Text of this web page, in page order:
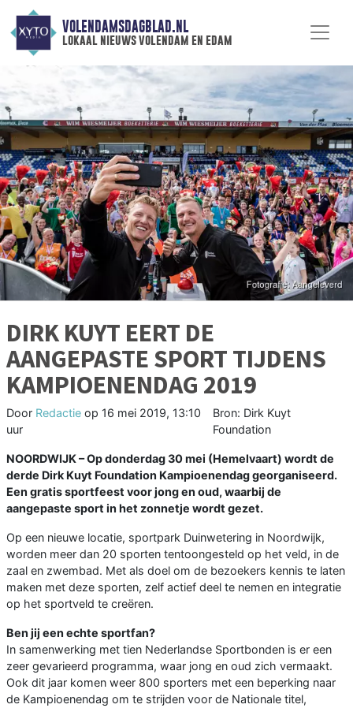
VOLENDAMSDAGBLAD.NL
lokaal nieuws volendam en edam
DIRK KUYT EERT DE
AANGEPASTE SPORT TIJDENS
KAMPIOENENDAG 2019
Door Redactie op 16 mei 2019, 13:10
uur
Bron: Dirk Kuyt
Foundation
NOORDWIJK – Op donderdag 30 mei (Hemelvaart) wordt de
derde Dirk Kuyt Foundation Kampioenendag georganiseerd.
Een gratis sportfeest voor jong en oud, waarbij de
aangepaste sport in het zonnetje wordt gezet.
Op een nieuwe locatie, sportpark Duinwetering in Noordwijk,
worden meer dan 20 sporten tentoongesteld op het veld, in de
zaal en zwembad. Met als doel om de bezoekers kennis te laten
maken met deze sporten, zelf actief deel te nemen en integratie
op het sportveld te creëren.
Ben jij een echte sportfan?
In samenwerking met tien Nederlandse Sportbonden is er een
zeer gevarieerd programma, waar jong en oud zich vermaakt.
Ook dit jaar komen weer 800 sporters met een beperking naar
de Kampioenendag om te strijden voor de Nationale titel,